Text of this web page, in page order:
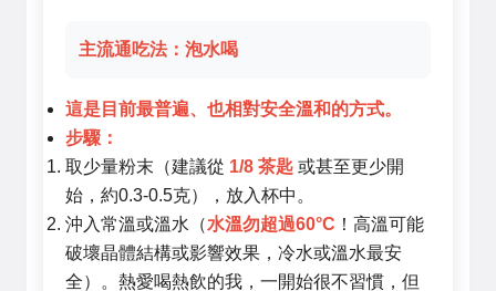
主流通吃法：泡水喝
這是目前最普遍、也相對安全溫和的方式。
步驟：
取少量粉末（建議從 1/8 茶匙 或甚至更少開
始，約0.3-0.5克），放入杯中。
沖入常溫或溫水（水溫勿超過60°C ！高溫可能
破壞晶體結構或影響效果，冷水或溫水最安
全）。熱愛喝熱飲的我，一開始很不習慣，但